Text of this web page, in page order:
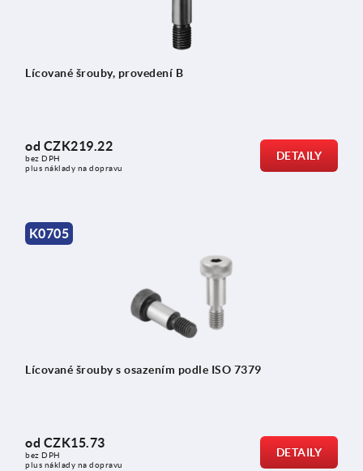
Lícované šrouby, provedení B
od CZK219.22
bez DPH
plus náklady na dopravu
DETAILY
K0705
Lícované šrouby s osazením podle ISO 7379
od CZK15.73
bez DPH
plus náklady na dopravu
DETAILY